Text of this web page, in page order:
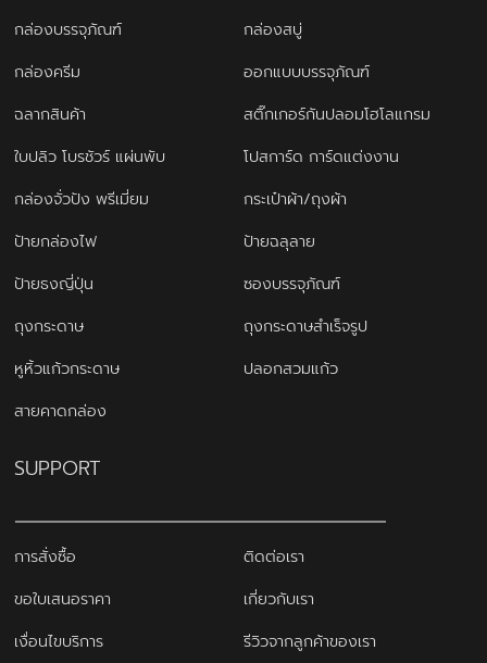
กล่องบรรจุภัณฑ์
กล่องสบู่
กล่องครีม
ออกแบบบรรจุภัณฑ์
ฉลากสินค้า
สติ๊กเกอร์กันปลอมโฮโลแกรม
ใบปลิว โบรชัวร์ แผ่นพับ
โปสการ์ด การ์ดแต่งงาน
กล่องจั่วปัง พรีเมี่ยม
กระเป๋าผ้า/ถุงผ้า
ป้ายกล่องไฟ
ป้ายฉลุลาย
ป้ายธงญี่ปุ่น
ซองบรรจุภัณฑ์
ถุงกระดาษ
ถุงกระดาษสำเร็จรูป
หูหิ้วแก้วกระดาษ
ปลอกสวมแก้ว
สายคาดกล่อง
SUPPORT
การสั่งซื้อ
ติดต่อเรา
ขอใบเสนอราคา
เกี่ยวกับเรา
เงื่อนไขบริการ
รีวิวจากลูกค้าของเรา